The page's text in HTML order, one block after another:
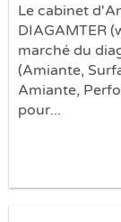
Le cabinet
DIAGAMTER
marché du
(Amiante,
Amiante,
pour...